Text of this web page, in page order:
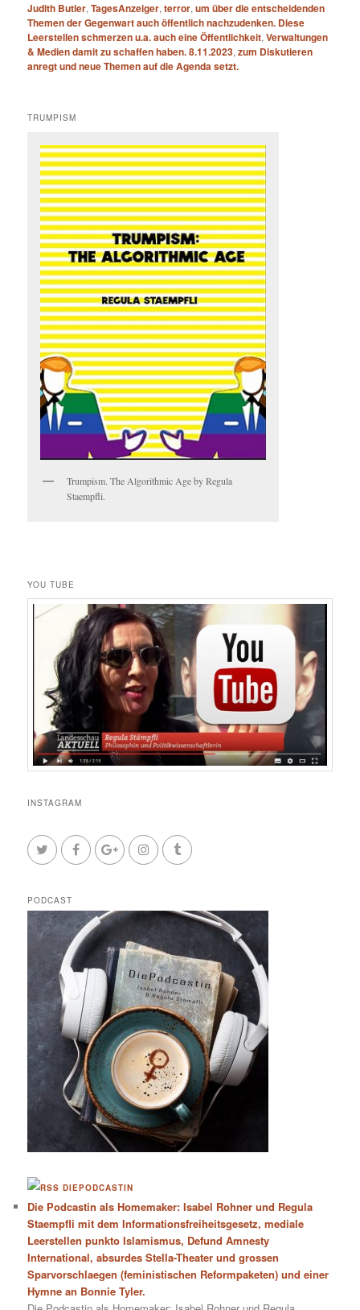
Judith Butler,TagesAnzeiger,terror,um über die entscheidenden
Themen der Gegenwart auch öffentlich nachzudenken. Diese
Leerstellen schmerzen u.a. auch eine Öffentlichkeit,Verwaltungen
& Medien damit zu schaffen haben. 8.11.2023,zum Diskutieren
anregt und neue Themen auf die Agenda setzt.
TRUMPISM
Trumpism. The Algorithmic Age by Regula
Staempfli.
YOU TUBE
INSTAGRAM
PODCAST
DIEPODCASTIN
Die Podcastin als Homemaker: Isabel Rohner und Regula
Staempfli mit dem Informationsfreiheitsgesetz, mediale
Leerstellen punkto Islamismus, Defund Amnesty
International, absurdes Stella-Theater und grossen
Sparvorschlaegen (feministischen Reformpaketen) und einer
Hymne an Bonnie Tyler.